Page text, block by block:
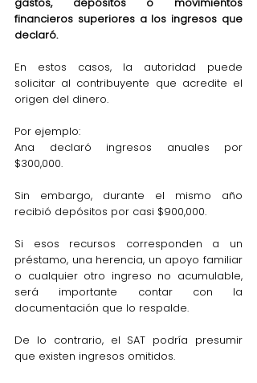
financieros superiores a los ingresos que
declaró.
En estos casos, la autoridad puede
solicitar al contribuyente que acredite el
origen del dinero.
Por ejemplo:
Ana declaró ingresos anuales por
$300,000.
Sin embargo, durante el mismo año
recibió depósitos por casi $900,000.
Si esos recursos corresponden a un
préstamo, una herencia, un apoyo familiar
o cualquier otro ingreso no acumulable,
será importante contar con la
documentación que lo respalde.
De lo contrario, el SAT podría presumir
que existen ingresos omitidos.